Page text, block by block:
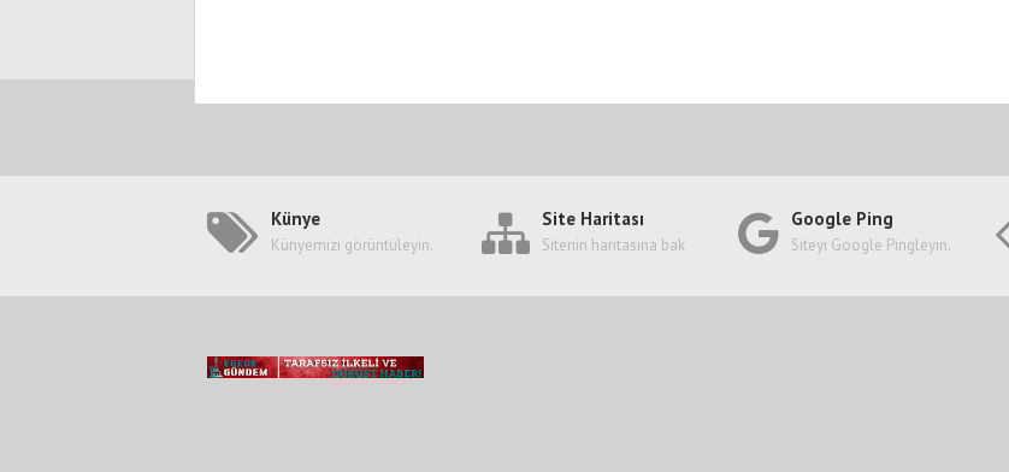
Künye
Künyemizi görüntüleyin.
Site Haritası
Sitenin haritasına bak
Google Ping
Siteyi Google Pingleyin.